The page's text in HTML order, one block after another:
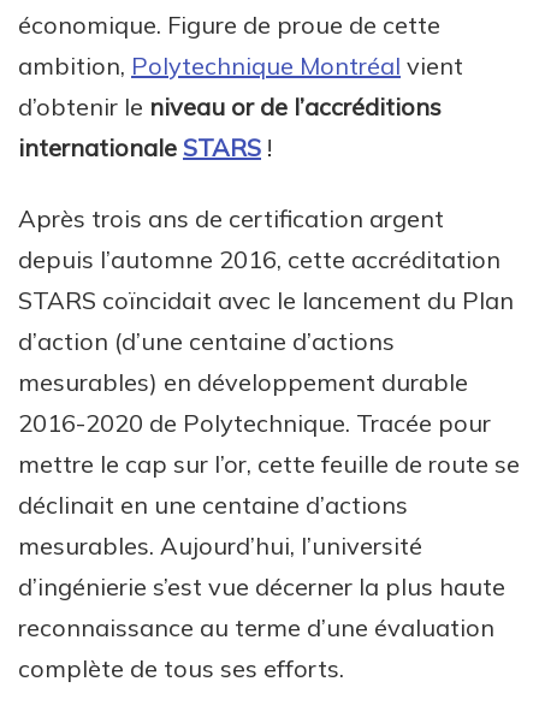
économique. Figure de proue de cette
ambition, Polytechnique Montréal vient
d’obtenir le niveau or de l’accréditions
internationale STARS !
Après trois ans de certification argent
depuis l’automne 2016, cette accréditation
STARS coïncidait avec le lancement du Plan
d’action (d’une centaine d’actions
mesurables) en développement durable
2016-2020 de Polytechnique. Tracée pour
mettre le cap sur l’or, cette feuille de route se
déclinait en une centaine d’actions
mesurables. Aujourd’hui, l’université
d’ingénierie s’est vue décerner la plus haute
reconnaissance au terme d’une évaluation
complète de tous ses efforts.